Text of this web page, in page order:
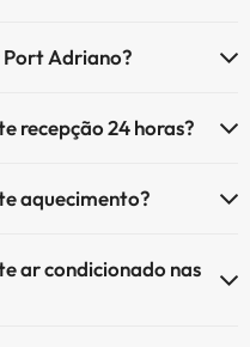
facilidades.
Port Adriano?
recepção 24 horas?
aquecimento?
ar condicionado nas